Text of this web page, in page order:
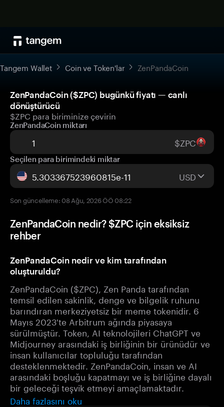
Tangem Wallet Coin ve Token'lar ZenPandaCoin
ZenPandaCoin ($ZPC) bugünkü fiyatı — canlı
dönüştürücü
$ZPC para biriminize çevirin
ZenPandaCoin miktarı
$ZPC
Seçilen para birimindeki miktar
USD
Son güncelleme: 08 Ağu, 2026 ÖÖ 08:22
ZenPandaCoin nedir? $ZPC için eksiksiz
rehber
ZenPandaCoin nedir ve kim tarafından
oluşturuldu?
ZenPandaCoin ($ZPC), Zen Panda tarafından
temsil edilen sakinlik, denge ve bilgelik ruhunu
barındıran merkeziyetsiz bir meme tokenidir. 6
Mayıs 2023'te Arbitrum ağında piyasaya
sürülmüştür. Token, AI teknolojileri ChatGPT ve
Midjourney arasındaki iş birliğinin bir ürünüdür ve
insan kullanıcılar topluluğu tarafından
desteklenmektedir. ZenPandaCoin, insan ve AI
arasındaki boşluğu kapatmayı ve iş birliğine dayalı
bir geleceği teşvik etmeyi amaçlamaktadır.
Daha fazlasını oku